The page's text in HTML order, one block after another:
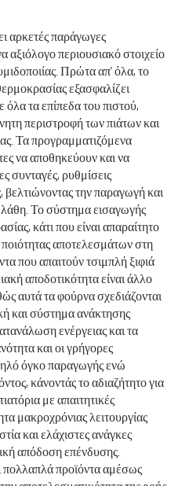
αρκετές παράγωγες
αξιόλογο περιουσιακό στοιχείο
Πρώτα απ' όλα, το
εξασφαλίζει
τα επίπεδα του πιστού,
περιστροφή των πιάτων και
Τα προγραμματιζόμενα
να αποθηκεύουν και να
συνταγές, ρυθμίσεις
την παραγωγή και
λάθη. Το σύστημα εισαγωγής
κάτι που είναι απαραίτητο
ποιότητας αποτελεσμάτων στη
που απαιτούν τσιμπλή ξιφιά
αποδοτικότητα είναι άλλο
αυτά τα φούρνα σχεδιάζονται
και σύστημα ανάκτησης
ενέργειας και τα
και οι γρήγορες
όγκο παραγωγής ενώ
κάνοντάς το αδιαζήτητο για
με απαιτητικές
μακροχρόνιας λειτουργίας
και ελάχιστες ανάγκες
απόδοση επένδυσης.
πολλαπλά προϊόντα αμέσως